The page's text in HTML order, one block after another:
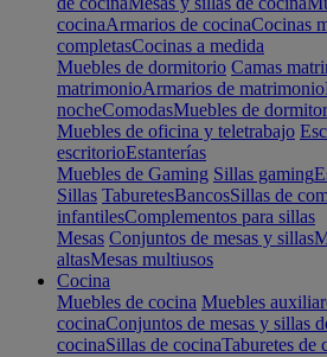
cocinaArmarios de cocinaCocinas
completasCocinas a medida
Muebles de dormitorio Camas
matrimonioArmarios de matrimonio
nocheComodasMuebles de
Muebles de oficina y teletrabajo
escritorioEstanterías
Muebles de Gaming Sillas gaming
Sillas TaburetesBancosSillas de
infantilesComplementos para sillas
Mesas Conjuntos de mesas y sillas
altasMesas multiusos
Cocina
Muebles de cocina Muebles
cocinaConjuntos de mesas y sillas
cocinaSillas de cocinaTaburetes de